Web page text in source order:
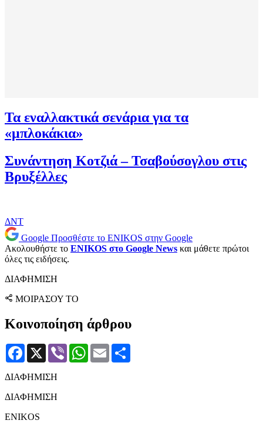
Τα εναλλακτικά σενάρια για τα
«μπλοκάκια»
Συνάντηση Κοτζιά – Τσαβούσογλου στις
Βρυξέλλες
ΔΝΤ
Google Προσθέστε το ENIKOS στην Google
Ακολουθήστε το ENIKOS στο Google News και μάθετε πρώτοι
όλες τις ειδήσεις.
ΔΙΑΦΗΜΙΣΗ
ΜΟΙΡΑΣΟΥ ΤΟ
Κοινοποίηση άρθρου
Facebook
X Viber WhatsApp
Email
ΔΙΑΦΗΜΙΣΗ
ΔΙΑΦΗΜΙΣΗ
ENIKOS